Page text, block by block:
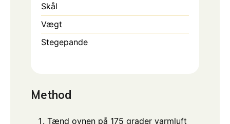
Skål
Vægt
Stegepande
Method
Tænd ovnen på 175 grader varmluft